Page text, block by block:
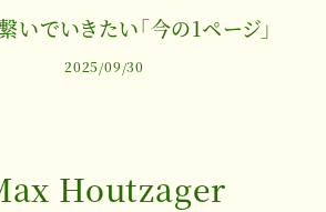
いでいきたい「今の1ページ」
2025/09/30
Houtzager